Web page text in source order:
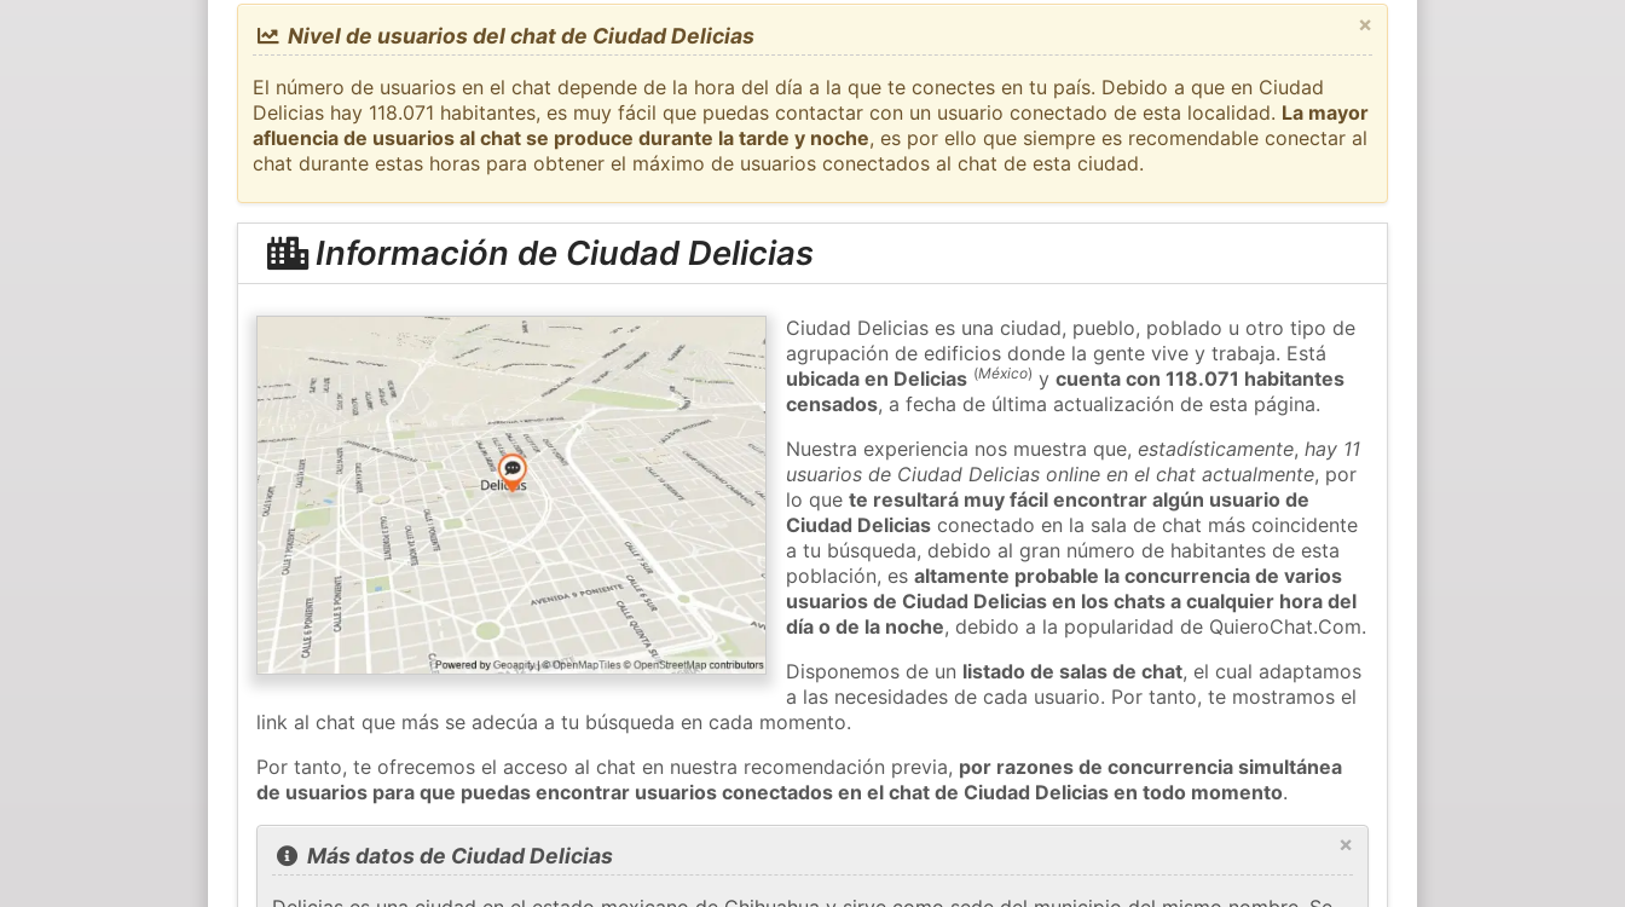
×
Nivel de usuarios del chat de Ciudad Delicias
El número de usuarios en el chat depende de la hora del día a la que te conectes en tu país. Debido a que en Ciudad
Delicias hay 118.071 habitantes, es muy fácil que puedas contactar con un usuario conectado de esta localidad. La mayor
afluencia de usuarios al chat se produce durante la tarde y noche, es por ello que siempre es recomendable conectar al
chat durante estas horas para obtener el máximo de usuarios conectados al chat de esta ciudad.
Información de Ciudad Delicias
Ciudad Delicias es una ciudad, pueblo, poblado u otro tipo de
agrupación de edificios donde la gente vive y trabaja. Está
ubicada en Delicias (México) ycuenta con 118.071 habitantes
censados, a fecha de última actualización de esta página.
Nuestra experiencia nos muestra que,estadísticamente,hay 11
usuarios de Ciudad Delicias online en el chat actualmente, por
lo quete resultará muy fácil encontrar algún usuario de
Ciudad Delicias conectado en la sala de chat más coincidente
a tu búsqueda, debido al gran número de habitantes de esta
población, esaltamente probable la concurrencia de varios
usuarios de Ciudad Delicias en los chats a cualquier hora del
día o de la noche, debido a la popularidad de QuieroChat.Com.
Disponemos de un listado de salas de chat, el cual adaptamos
a las necesidades de cada usuario. Por tanto, te mostramos el
link al chat que más se adecúa a tu búsqueda en cada momento.
Por tanto, te ofrecemos el acceso al chat en nuestra recomendación previa, por razones de concurrencia simultánea
de usuarios para que puedas encontrar usuarios conectados en el chat de Ciudad Delicias en todo momento.
×
Más datos de Ciudad Delicias